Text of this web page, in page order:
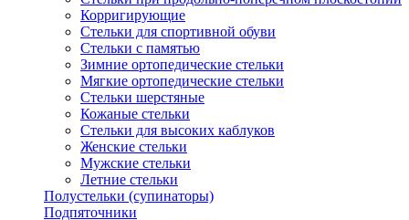
Корригирующие
Стельки для спортивной обуви
Стельки с памятью
Зимние ортопедические стельки
Мягкие ортопедические стельки
Стельки шерстяные
Кожаные стельки
Стельки для высоких каблуков
Женские стельки
Мужские стельки
Летние стельки
Полустельки (супинаторы)
Подпяточники